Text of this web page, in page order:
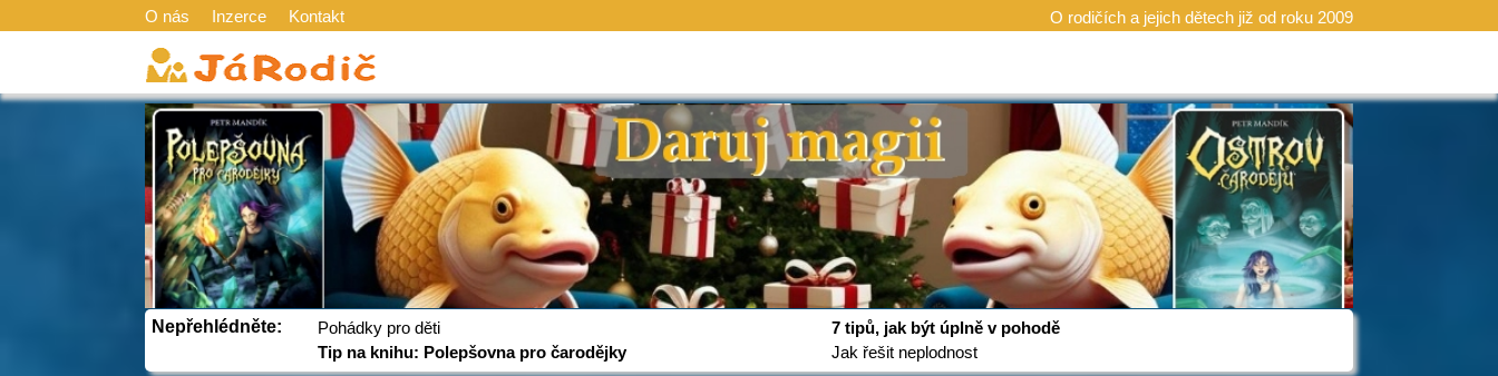
O nás Inzerce Kontakt O rodičích a jejich dětech již od roku 2009
Nepřehlédněte:
Pohádky pro děti
Tip na knihu: Polepšovna pro čarodějky
7 tipů, jak být úplně v pohodě
Jak řešit neplodnost